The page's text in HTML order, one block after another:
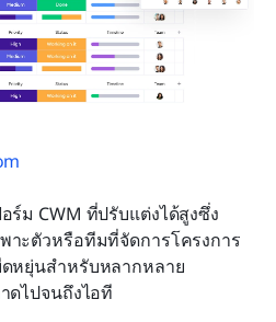
ร์ม CWM ที่ปรับแต่งได้สูงซึ่ง
ะตัวหรือทีมที่จัดการโครงการ
หยุ่นสำหรับหลากหลาย
ดไปจนถึงไอที